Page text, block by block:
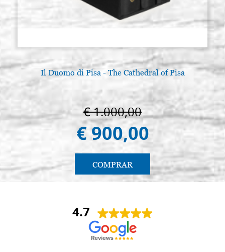
Il Duomo di Pisa - The Cathedral of Pisa
€ 1.000,00
€ 900,00
COMPRAR
4.7